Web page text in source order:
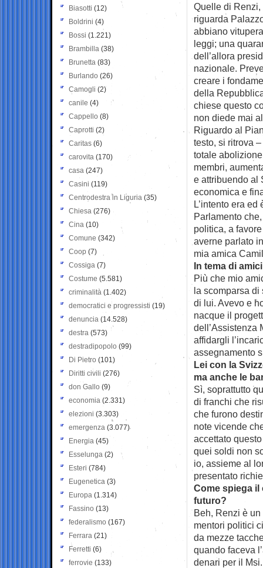
Quelle di Renzi,
riguarda
abbiano
leggi; una
dell’allora
nazionale.
creare i
della
chiese questo
non diede mai
Riguardo al
testo, si ritrova
totale
membri,
e attribuendo al
economica e
L’intento era
Parlamento
politica, a
averne parlato
mia amica
In tema di
Più che mio
la scomparsa di
di lui. Avevo e
nacque il
dell’Assistenza
affidargli
assegnamento
Lei con la
ma anche le
Sì, soprattutto
di franchi che
che furono
note vicende
accettato
quei soldi non
io, assieme al
presentato
Come spiega il
futuro?
Beh, Renzi è
mentori politici
da mezze
quando faceva
denari per il
Biasotti (12)
Boldrini (4)
Bossi (1.221)
Brambilla (38)
Brunetta (83)
Burlando (26)
Camogli (2)
canile (4)
Cappello (8)
Caprotti (2)
Caritas (6)
carovita (170)
casa (247)
Casini (119)
Centrodestra in Liguria (35)
Chiesa (276)
Cina (10)
Comune (342)
Coop (7)
Cossiga (7)
Costume (5.581)
criminalità (1.402)
democratici e progressisti (19)
denuncia (14.528)
destra (573)
destradipopolo (99)
Di Pietro (101)
Diritti civili (276)
don Gallo (9)
economia (2.331)
elezioni (3.303)
emergenza (3.077)
Energia (45)
Esselunga (2)
Esteri (784)
Eugenetica (3)
Europa (1.314)
Fassino (13)
federalismo (167)
Ferrara (21)
Ferretti (6)
ferrovie (133)